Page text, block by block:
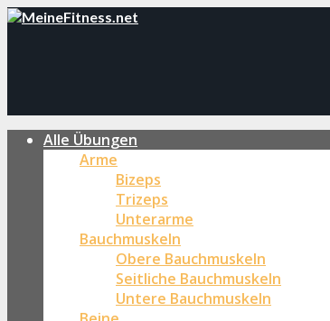
Alle Übungen
Arme
Bizeps
Trizeps
Unterarme
Bauchmuskeln
Obere Bauchmuskeln
Seitliche Bauchmuskeln
Untere Bauchmuskeln